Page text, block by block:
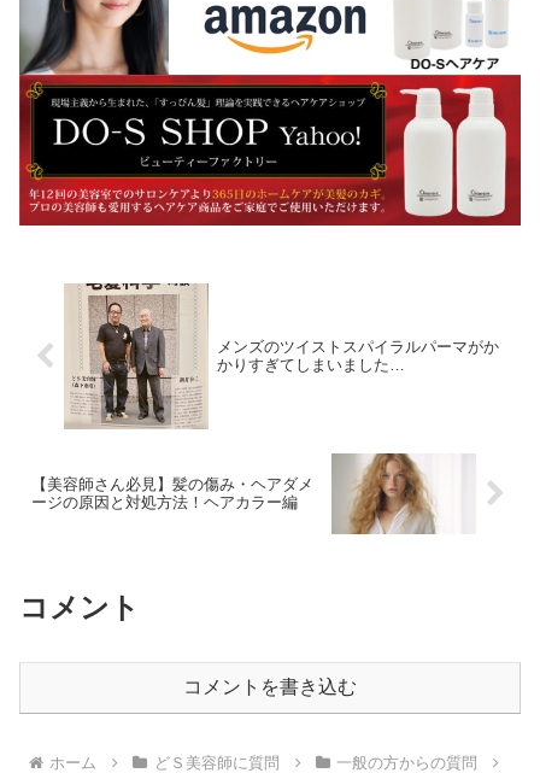
メンズのツイストスパイラルパーマがか
かりすぎてしまいました…
【美容師さん必見】髪の傷み・ヘアダメ
ージの原因と対処方法！ヘアカラー編
コメント
コメントを書き込む
ホーム どＳ美容師に質問
一般の方からの質問